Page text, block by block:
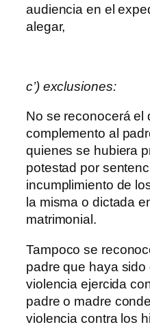
audiencia en el
alegar,
c’) exclusiones:
No se reconocerá el
complemento al
quienes se hubiera
potestad por
incumplimiento de
la misma o dictada
matrimonial.
Tampoco se
padre que haya
violencia ejercida
padre o madre
violencia contra los